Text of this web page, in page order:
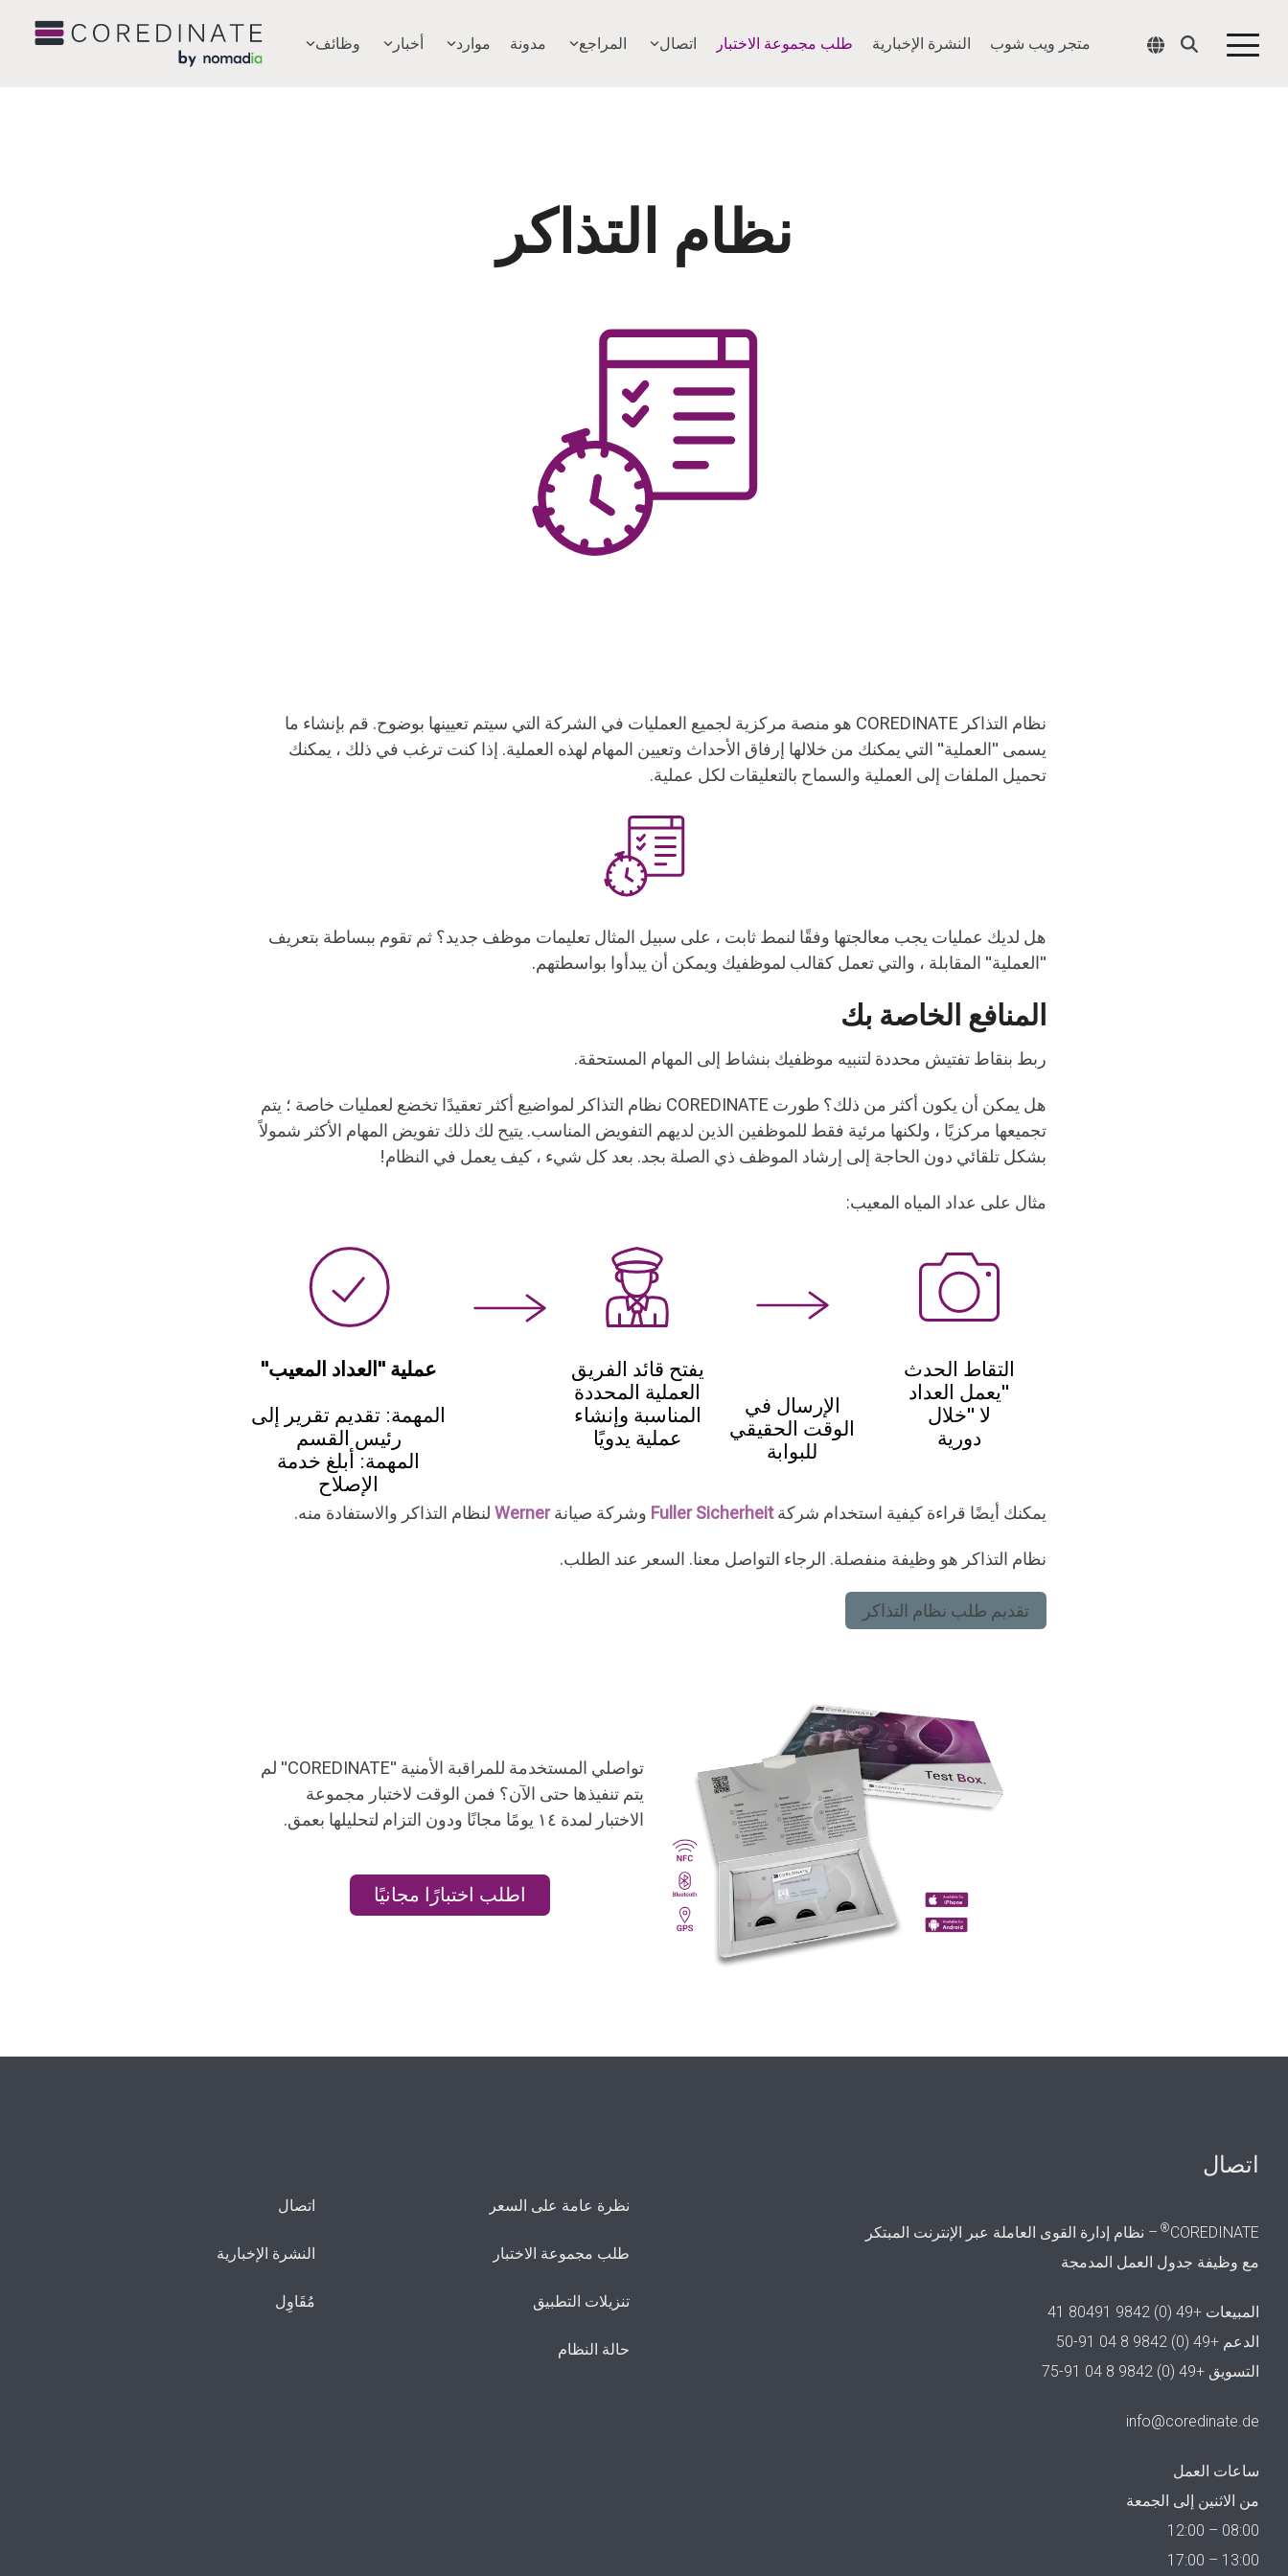
وظائف أخبار موارد مدونة المراجع اتصال طلب مجموعة الاختبار النشرة الإخبارية متجر ويب شوب
نظام التذاكر
نظام التذاكر COREDINATE هو منصة مركزية لجميع العمليات في الشركة التي سيتم تعيينها بوضوح. قم بإنشاء ما
يسمى "العملية" التي يمكنك من خلالها إرفاق الأحداث وتعيين المهام لهذه العملية. إذا كنت ترغب في ذلك ، يمكنك
تحميل الملفات إلى العملية والسماح بالتعليقات لكل عملية.
هل لديك عمليات يجب معالجتها وفقًا لنمط ثابت ، على سبيل المثال تعليمات موظف جديد؟ ثم تقوم ببساطة بتعريف
"العملية" المقابلة ، والتي تعمل كقالب لموظفيك ويمكن أن يبدأوا بواسطتهم.
المنافع الخاصة بك
ربط بنقاط تفتيش محددة لتنبيه موظفيك بنشاط إلى المهام المستحقة.
هل يمكن أن يكون أكثر من ذلك؟ طورت COREDINATE نظام التذاكر لمواضيع أكثر تعقيدًا تخضع لعمليات خاصة ؛ يتم
تجميعها مركزيًا ، ولكنها مرئية فقط للموظفين الذين لديهم التفويض المناسب. يتيح لك ذلك تفويض المهام الأكثر شمولاً
بشكل تلقائي دون الحاجة إلى إرشاد الموظف ذي الصلة بجد. بعد كل شيء ، كيف يعمل في النظام!
مثال على عداد المياه المعيب:
التقاط الحدث
"يعمل العداد
لا "خلال
دورية
الإرسال في
الوقت الحقيقي
للبوابة
يفتح قائد الفريق
العملية المحددة
المناسبة وإنشاء
عملية يدويًا
عملية "العداد المعيب"
المهمة: تقديم تقرير إلى
رئيس القسم
المهمة: أبلغ خدمة
الإصلاح
يمكنك أيضًا قراءة كيفية استخدام شركةFuller Sicherheit وشركة صيانةWerner لنظام التذاكر والاستفادة منه.
نظام التذاكر هو وظيفة منفصلة. الرجاء التواصل معنا. السعر عند الطلب.
تقديم طلب نظام التذاكر
تواصلي المستخدمة للمراقبة الأمنية "COREDINATE" لم
يتم تنفيذها حتى الآن؟ فمن الوقت لاختبار مجموعة
الاختبار لمدة ١٤ يومًا مجانًا ودون التزام لتحليلها بعمق.
اطلب اختبارًا مجانيًا
اتصال
COREDINATE
® – نظام إدارة القوى العاملة عبر الإنترنت المبتكر
مع وظيفة جدول العمل المدمجة
المبيعات +49 (0) 9842 80491 41
الدعم +49 (0) 9842 8 04 91-50
التسويق +49 (0) 9842 8 04 91-75
info@coredinate.de
ساعات العمل
من الاثنين إلى الجمعة
08:00 – 12:00
13:00 – 17:00
نظرة عامة على السعر
طلب مجموعة الاختبار
تنزيلات التطبيق
حالة النظام
اتصال
النشرة الإخبارية
مُقَاوِل